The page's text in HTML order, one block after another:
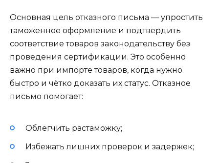
Основная цель отказного письма — упростить
таможенное оформление и подтвердить
соответствие товаров законодательству без
проведения сертификации. Это особенно
важно при импорте товаров, когда нужно
быстро и чётко доказать их статус. Отказное
письмо помогает:
Облегчить растаможку;
Избежать лишних проверок и задержек;